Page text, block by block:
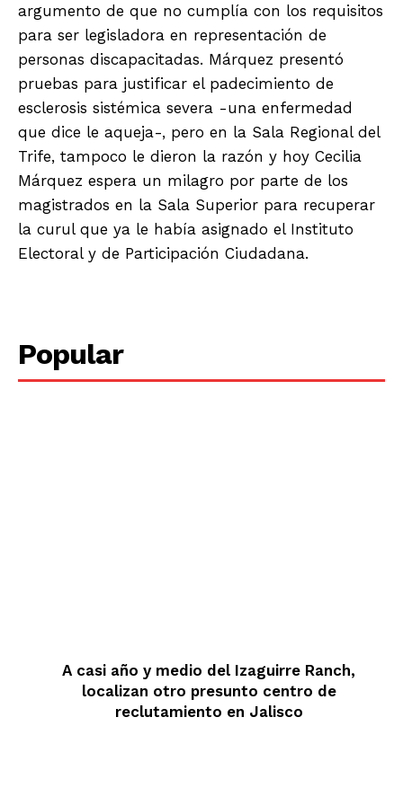
argumento de que no cumplía con los requisitos
para ser legisladora en representación de
personas discapacitadas. Márquez presentó
pruebas para justificar el padecimiento de
esclerosis sistémica severa -una enfermedad
que dice le aqueja-, pero en la Sala Regional del
Trife, tampoco le dieron la razón y hoy Cecilia
Márquez espera un milagro por parte de los
magistrados en la Sala Superior para recuperar
la curul que ya le había asignado el Instituto
Electoral y de Participación Ciudadana.
Popular
A casi año y medio del Izaguirre Ranch,
localizan otro presunto centro de
reclutamiento en Jalisco